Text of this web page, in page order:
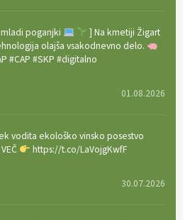
poganjki
] Na kmetiji Žigart
olajša vsakodnevno delo.
#CAP #SKP #digitalno
01.08.2026
vodita ekološko vinsko posestvo
VEČ
https://t.co/LaVojgKwfF
30.07.2026